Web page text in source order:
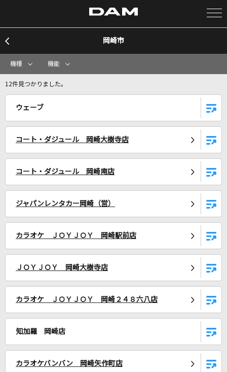
カラオケ検索
リアルタイムで歌われている曲の一覧
勿忘
[生音]ORION
中島美嘉
新宝島
サカナクション
My Boo
清水翔太
岡崎市
機種 機能
12件見つかりました。
ウェーブ
コート・ダジュール 岡崎大樹寺店
コート・ダジュール 岡崎南店
ジャパンレンタカー岡崎（営）
カラオケ ＪＯＹＪＯＹ 岡崎駅前店
ＪＯＹＪＯＹ 岡崎大樹寺店
カラオケ ＪＯＹＪＯＹ 岡崎２４８六八店
知加羅 岡崎店
カラオケバンバン 岡崎矢作町店